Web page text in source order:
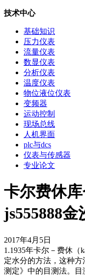
技术中心
基础知识
压力仪表
流量仪表
数显仪表
分析仪表
温度仪表
物位液位仪表
变频器
运动控制
现场总线
人机界面
plc与dcs
仪表与传感器
专业论文
卡尔费休
js555888金
2017年4月5日
1.1935年卡尔－费休（
定水分的方法，这种方
测定》中的目测法。